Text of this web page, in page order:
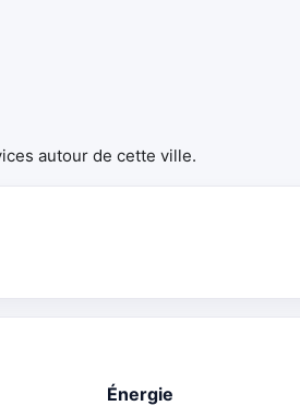
autour de cette ville.
Énergie